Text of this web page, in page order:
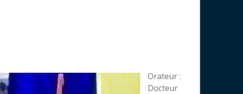
Orateur :
Docteur